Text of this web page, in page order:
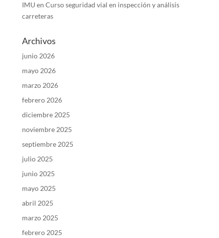
IMU en Curso seguridad vial en inspección y análisis
carreteras
Archivos
junio 2026
mayo 2026
marzo 2026
febrero 2026
diciembre 2025
noviembre 2025
septiembre 2025
julio 2025
junio 2025
mayo 2025
abril 2025
marzo 2025
febrero 2025